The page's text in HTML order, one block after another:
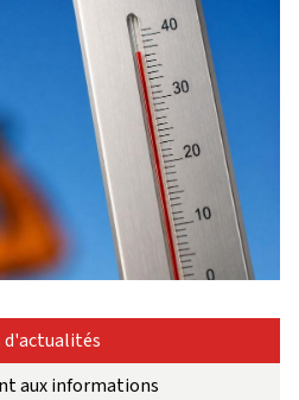
d'actualités
aux informations